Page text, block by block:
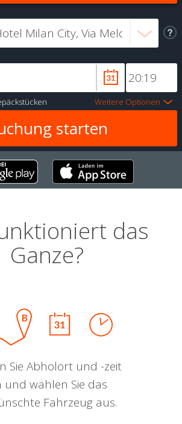
Weitere Optionen
das
Ganze?
Sie Abholort und -zeit
und wählen Sie das
Fahrzeug aus.